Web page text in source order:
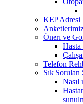
KEP Adresi
Anketlerimiz
Öneri ve
Hasta
Telefon
Sık Sorulan
Nasıl